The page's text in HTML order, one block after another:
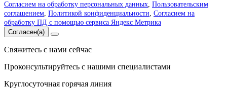
Согласием на обработку персональных данных, Пользовательским
соглашением, Политикой конфиденциальности, Согласием на
обработку ПД с помощью сервиса Яндекс Метрика
Согласен(а)
Свяжитесь с нами сейчас
Проконсультируйтесь с нашими специалистами
Круглосуточная горячая линия